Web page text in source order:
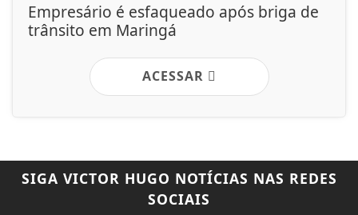
Empresário é esfaqueado após briga de
trânsito em Maringá
ACESSAR
SIGA VICTOR HUGO NOTÍCIAS NAS REDES
SOCIAIS